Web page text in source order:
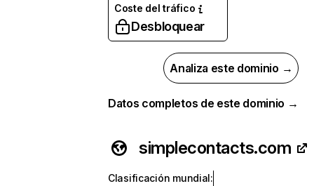
Coste del tráfico
Desbloquear
Analiza este dominio →
Datos completos de este dominio →
simplecontacts.com
Clasificación mundial: